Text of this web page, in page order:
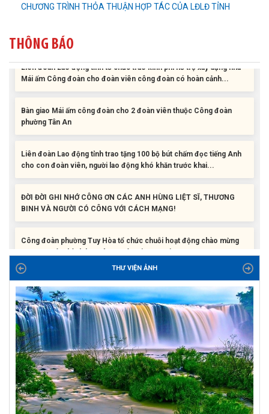
CHƯƠNG TRÌNH THỎA THUẬN HỢP TÁC CỦA LĐLĐ TỈNH
THÔNG BÁO
Liên đoàn Lao động tỉnh tổ chức trao kinh phí hỗ trợ xây dựng nhà
Mái ấm Công đoàn cho đoàn viên công đoàn có hoàn cảnh...
Bàn giao Mái ấm công đoàn cho 2 đoàn viên thuộc Công đoàn
phường Tân An
Liên đoàn Lao động tỉnh trao tặng 100 bộ bút chấm đọc tiếng Anh
cho con đoàn viên, người lao động khó khăn trước khai...
ĐỜI ĐỜI GHI NHỚ CÔNG ƠN CÁC ANH HÙNG LIỆT SĨ, THƯƠNG
BINH VÀ NGƯỜI CÓ CÔNG VỚI CÁCH MẠNG!
Công đoàn phường Tuy Hòa tổ chức chuỗi hoạt động chào mừng
97 năm ngày thành lập Công đoàn Việt Nam (28/7/1929 –...
Liên đoàn Lao động tỉnh tổ chức trao kinh phí hỗ trợ xây dựng nhà
Mái ấm Công đoàn cho đoàn viên công đoàn có hoàn cảnh...
Bàn giao Mái ấm công đoàn cho 2 đoàn viên thuộc Công đoàn
phường Tân An
Liên đoàn Lao động tỉnh trao tặng 100 bộ bút chấm đọc tiếng Anh
cho con đoàn viên, người lao động khó khăn trước khai...
ĐỜI ĐỜI GHI NHỚ CÔNG ƠN CÁC ANH HÙNG LIỆT SĨ, THƯƠNG
BINH VÀ NGƯỜI CÓ CÔNG VỚI CÁCH MẠNG!
THƯ VIỆN ẢNH